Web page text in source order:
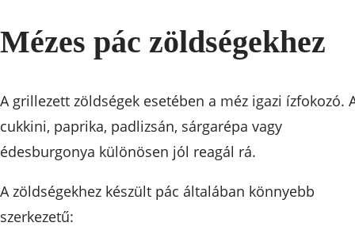
Mézes pác zöldségekhez
A grillezett zöldségek esetében a méz igazi ízfokozó.
cukkini, paprika, padlizsán, sárgarépa vagy
édesburgonya különösen jól reagál rá.
A zöldségekhez készült pác általában könnyebb
szerkezetű: